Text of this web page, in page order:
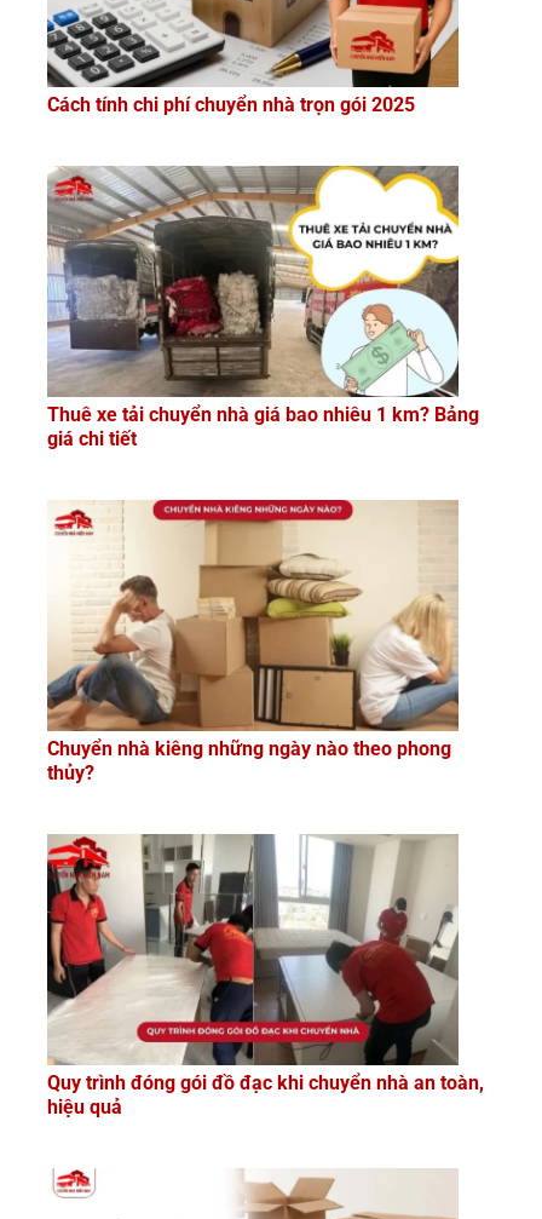
Cách tính chi phí chuyển nhà trọn gói 2025
Thuê xe tải chuyển nhà giá bao nhiêu 1 km? Bảng
giá chi tiết
Chuyển nhà kiêng những ngày nào theo phong
thủy?
Quy trình đóng gói đồ đạc khi chuyển nhà an toàn,
hiệu quả